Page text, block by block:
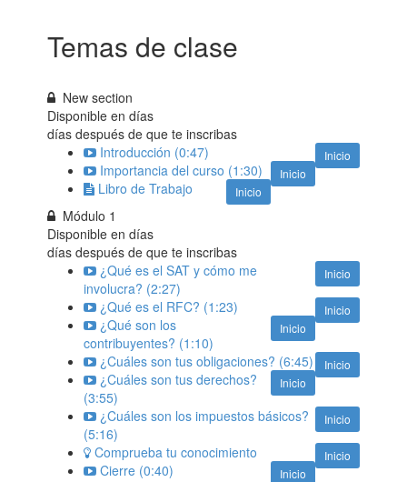
Temas de clase
New section
Disponible endías
días después de que te inscribas
Inicio
Introducción (0:47)
Inicio
Importancia del curso (1:30)
Inicio
Libro de Trabajo
Módulo 1
Disponible endías
días después de que te inscribas
Inicio
¿Qué es el SAT y cómo me
involucra? (2:27)
Inicio
¿Qué es el RFC? (1:23)
Inicio
¿Qué son los
contribuyentes? (1:10)
Inicio
¿Cuáles son tus obligaciones? (6:45)
Inicio
¿Cuáles son tus derechos?
(3:55)
Inicio
¿Cuáles son los impuestos básicos?
(5:16)
Inicio
Comprueba tu conocimiento
Inicio
Cierre (0:40)